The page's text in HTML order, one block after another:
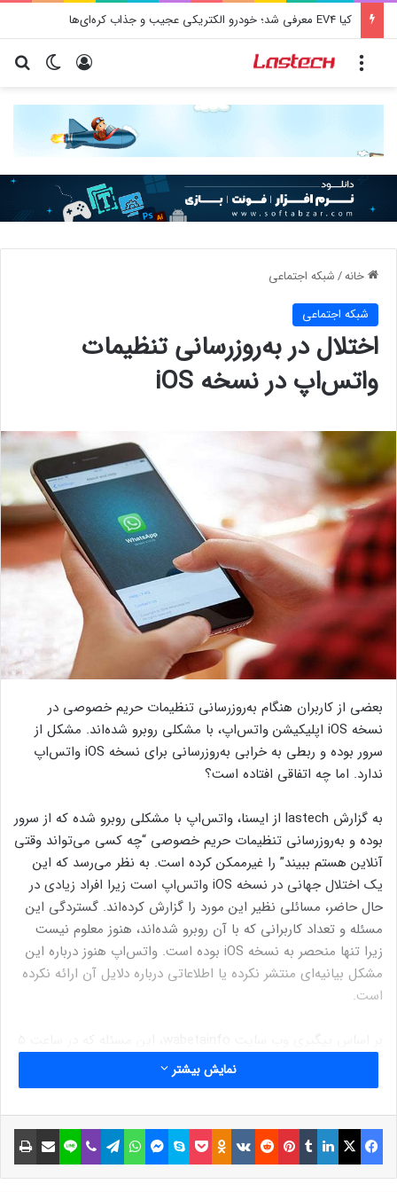
کیا EV4 معرفی شد؛ خودرو الکتریکی عجیب و جذاب کره‌ای‌ها
تغییر ورود
خانه/شبكه اجتماعی
شبكه اجتماعی
اختلال در به‌روزرسانی تنظیمات
واتس‌اپ در نسخه iOS
بعضی از کاربران هنگام به‌روزرسانی تنظیمات حریم خصوصی در
نسخه iOS اپلیکیشن واتس‌اپ، با مشکلی روبرو شده‌اند. مشکل از
سرور بوده و ربطی به خرابی به‌روزرسانی برای نسخه iOS واتس‌اپ
ندارد. اما چه اتفاقی افتاده است؟
به گزارش lastech از ایسنا، واتس‌اپ با مشکلی روبرو شده که از سرور
بوده و به‌روزرسانی تنظیمات حریم خصوصی “چه کسی می‌تواند وقتی
آنلاین هستم ببیند” را غیرممکن کرده است. به نظر می‌رسد که این
یک اختلال جهانی در نسخه iOS واتس‌اپ است زیرا افراد زیادی در
حال حاضر، مسائلی نظیر این مورد را گزارش کرده‌اند. گستردگی این
مسئله و تعداد کاربرانی که با آن روبرو شده‌اند، هنوز معلوم نیست
زیرا تنها منحصر به نسخه iOS بوده است. واتس‌اپ هنوز درباره این
مشکل بیانیه‌ای منتشر نکرده یا اطلاعاتی درباره دلایل آن ارائه نکرده
است.
و ۱۴ دقیقه به وقت ساعت جهانی، شناسایی شده بود، بالاخره در
ساعت ۷ و ۵۰ دقیقه به وقت ساعت جهانی، اصلاح شد تا کاربران
بودن”، به‌روزرسانی کنند.
برای کاربرانی که حضور آنلاین خود در واتس‌اپ را مخفی کرده‌اند،
نمایش بیشتر
فیسبوک ایکس لینکداین تامبلر پینتریست Reddit
VKontakte
Odnoklassniki پاکت اسکایپ مسنجر واتس آپ تلگرام وایبر لاین اشتراک گذاری با ایمیل